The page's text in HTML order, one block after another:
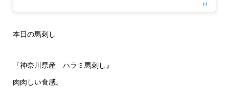
本日の馬刺し
『神奈川県産 ハラミ馬刺し』
肉肉しい食感。